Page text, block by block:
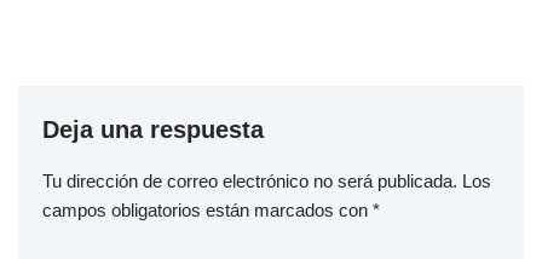
Deja una respuesta
Tu dirección de correo electrónico no será publicada. Los
campos obligatorios están marcados con *